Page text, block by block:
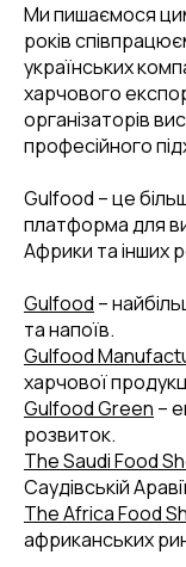
Ми пишаємося
років
українських
харчового
організаторів
професійного
Gulfood – це
платформа для
Африки та інших
Gulfood –
та напоїв.
Gulfood
харчової
Gulfood Green –
розвиток.
The Saudi Food
Саудівській
The Africa Food
африканських